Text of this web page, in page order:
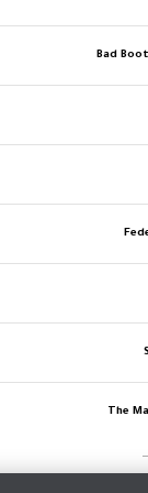
Bad
The